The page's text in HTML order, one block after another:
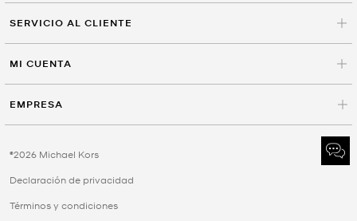
SERVICIO AL CLIENTE
MI CUENTA
EMPRESA
©2026 Michael Kors
Declaración de privacidad
Términos y condiciones